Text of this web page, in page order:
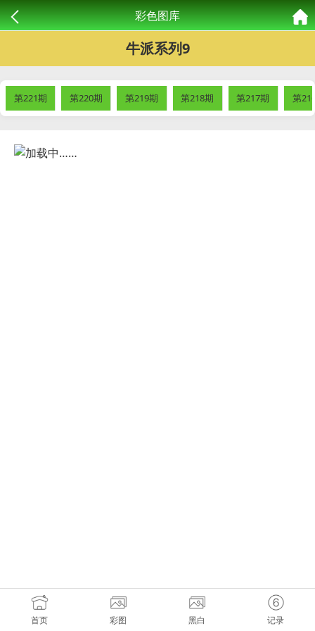
彩色图库
牛派系列9
第221期 第220期 第219期 第218期 第217期 第
首页 彩图 黑白 记录